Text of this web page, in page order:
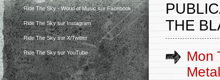
Ride The Sky - World of Music sur Facebook
Ride The Sky sur Instagram
Ride The Sky sur X/Twitter
Ride The Sky sur YouTube
THE
Mon